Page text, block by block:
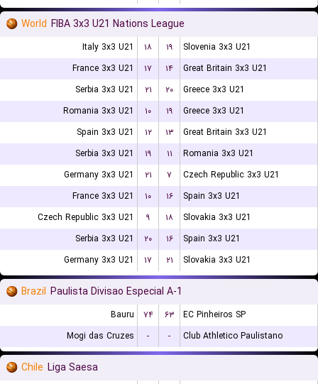
World FIBA 3x3 U21 Nations League
Italy 3x3 U21 ۱۸ ۱۹
Slovenia 3x3 U21
France 3x3 U21
۱۷ ۱۴
Great Britain 3x3 U21
Serbia 3x3 U21
۲۱ ۲۰
Greece 3x3 U21
Romania 3x3 U21
۱۰ ۱۹
Greece 3x3 U21
Spain 3x3 U21
۱۲ ۱۳
Great Britain 3x3 U21
Serbia 3x3 U21
۱۹ ۱۱
Romania 3x3 U21
Germany 3x3 U21
۲۱ ۷
Czech Republic 3x3 U21
France 3x3 U21
۱۰ ۱۶
Spain 3x3 U21
Czech Republic 3x3 U21
۹ ۱۸
Slovakia 3x3 U21
Serbia 3x3 U21
۲۰ ۱۶
Spain 3x3 U21
Germany 3x3 U21
۱۷ ۲۱ Slovakia 3x3 U21
Brazil Paulista Divisao Especial A-1
Bauru ۷۴ ۶۳
EC Pinheiros SP
Mogi das Cruzes
- - Club Athletico Paulistano
Chile Liga Saesa